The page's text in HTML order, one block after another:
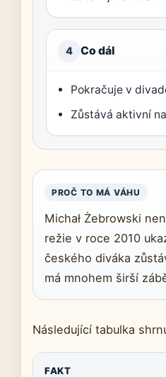
4 Co dál
Pokračuje v
Zůstává aktivní
PROČ TO MÁ VÁHU
Michał Żebrowski
režie v roce 2010
českého diváka
má mnohem širší
Následující tabulka
FAKT